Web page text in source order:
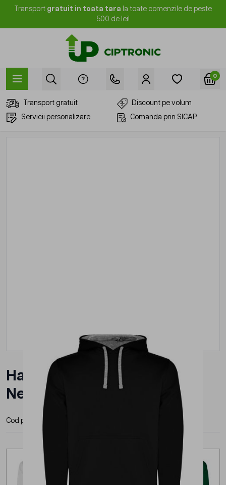
Mergi la Conținut
Transport gratuit in toata tara la toate comenzile de peste
500 de lei!
0
Transport gratuit
Discount pe volum
Servicii personalizare
Comanda prin SICAP
Hanorac Roly Urban Barbat
Negru
Cod produs: